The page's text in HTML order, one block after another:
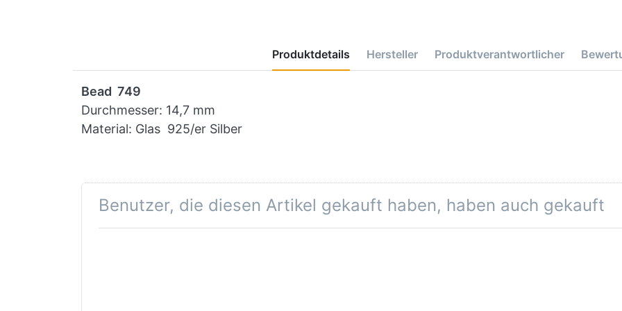
Produktdetails Hersteller Produktverantwortlicher
Bead 749
Durchmesser: 14,7 mm
Material: Glas 925/er Silber
Benutzer, die diesen Artikel gekauft haben, haben auch gekauft